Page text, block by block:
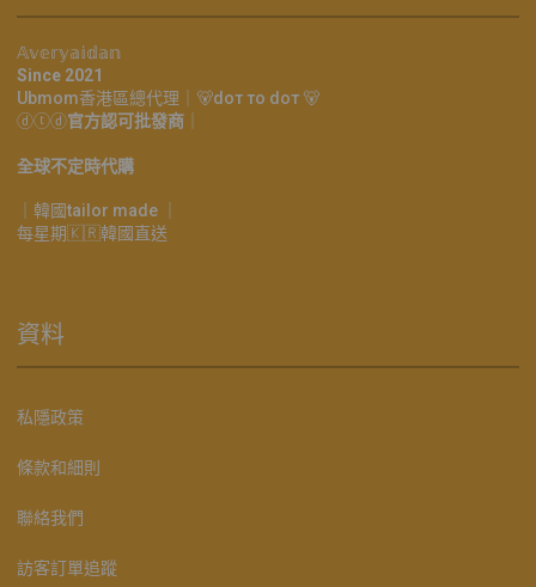
𝔸𝕧𝕖𝕣𝕪𝕒𝕚𝕕𝕒𝕟
Since 2021
Ubmom香港區總代理｜🐻doт тo doт 🐻
ⓓⓣⓓ官方認可批發商
全球不定時代購
｜韓國tailor made ｜
每星期🇰🇷韓國直送
資料
私隱政策
條款和細則
聯絡我們
訪客訂單追蹤